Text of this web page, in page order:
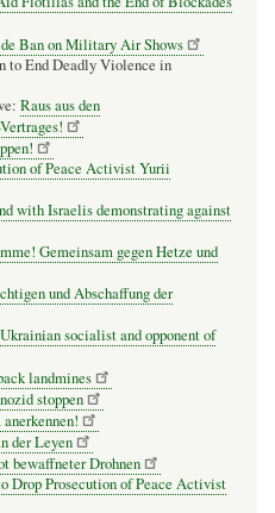
Ban on Military Air Shows
to End Deadly Violence in
Raus aus den
of Peace Activist Yurii
with Israelis demonstrating against
Gemeinsam gegen Hetze und
und Abschaffung der
socialist and opponent of
landmines
stoppen
der Leyen
bewaffneter Drohnen
Drop Prosecution of Peace Activist